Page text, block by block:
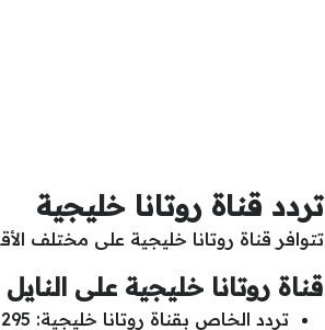
تردد قناة روتانا خليجية
تتوافر قناة روتانا خليجية على مختلف
قناة روتانا خليجية على
تردد الخاص بقناة روتانا خليجية: 11295.